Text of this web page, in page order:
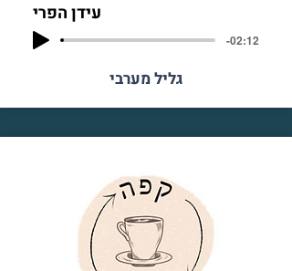
עידן הפרי
-02:12
גליל מערבי